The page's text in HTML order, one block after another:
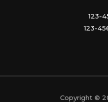
123-
123-
Copyright ©